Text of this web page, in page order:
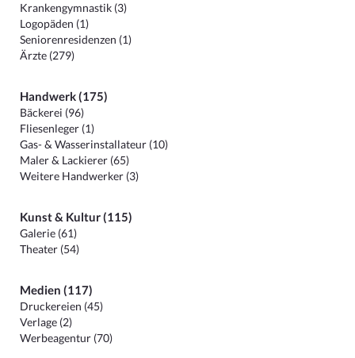
Krankengymnastik (3)
Logopäden (1)
Seniorenresidenzen (1)
Ärzte (279)
Handwerk (175)
Bäckerei (96)
Fliesenleger (1)
Gas- & Wasserinstallateur (10)
Maler & Lackierer (65)
Weitere Handwerker (3)
Kunst & Kultur (115)
Galerie (61)
Theater (54)
Medien (117)
Druckereien (45)
Verlage (2)
Werbeagentur (70)